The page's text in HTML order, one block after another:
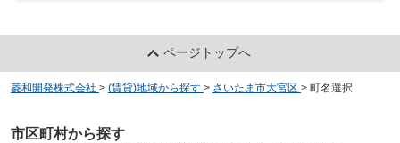
ページトップへ
菱和開発株式会社 > (賃貸)地域から探す > さいたま市大宮区 > 町名選択
市区町村から探す